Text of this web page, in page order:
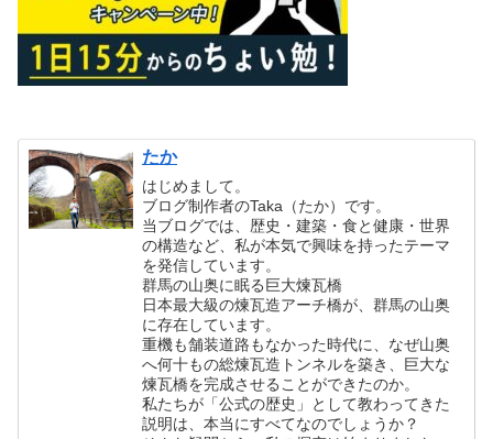
たか
はじめまして。
ブログ制作者のTaka（たか）です。
当ブログでは、歴史・建築・食と健康・世界
の構造など、私が本気で興味を持ったテーマ
を発信しています。
群馬の山奥に眠る巨大煉瓦橋
日本最大級の煉瓦造アーチ橋が、群馬の山奥
に存在しています。
重機も舗装道路もなかった時代に、なぜ山奥
へ何十もの総煉瓦造トンネルを築き、巨大な
煉瓦橋を完成させることができたのか。
私たちが「公式の歴史」として教わってきた
説明は、本当にすべてなのでしょうか？